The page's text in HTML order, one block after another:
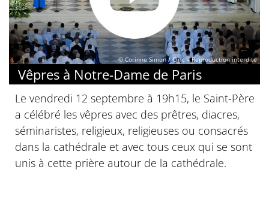
© Corinne Simon / Ciric – Reproduction interdite
Vêpres à Notre-Dame de Paris
Le vendredi 12 septembre à 19h15, le Saint-Père
a célébré les vêpres avec des prêtres, diacres,
séminaristes, religieux, religieuses ou consacrés
dans la cathédrale et avec tous ceux qui se sont
unis à cette prière autour de la cathédrale.